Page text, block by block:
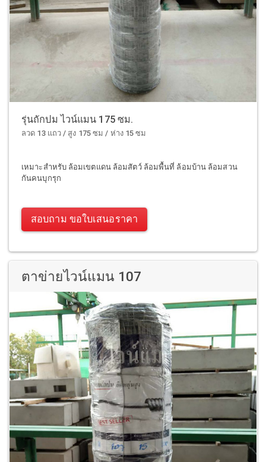
รุ่นถักปม ไวน์แมน 175 ซม.
ลวด 13 แถว / สูง 175 ซม / ห่าง 15 ซม
เหมาะสำหรับ ล้อมเขตแดน ล้อมสัตว์ ล้อมพื้นที่ ล้อมบ้าน ล้อมสวน
กันคนบุกรุก
สอบถาม ขอใบเสนอราคา
ตาข่ายไวน์แมน 107